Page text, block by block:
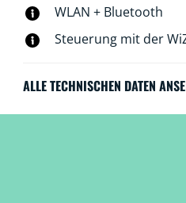
Verbindung zu Ihrem
keine zusätzliche Hardware
Broschürentests
WLAN + Bluetooth
Steuerung mit der
ALLE TECHNISCHEN DATEN